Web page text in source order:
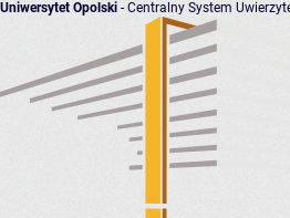
Uniwersytet Opolski - Centralny System